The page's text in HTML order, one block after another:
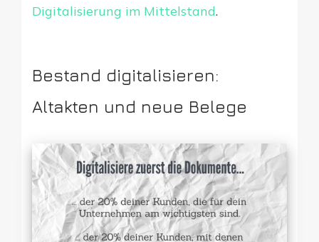
Digitalisierung im Mittelstand.
Bestand digitalisieren:
Altakten und neue Belege